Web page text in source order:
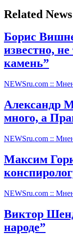
Related News
Борис
известно,
камень”
NEWSru.com ::
Александр
много, а
NEWSru.com ::
Максим
NEWSru.com ::
Виктор
народе”